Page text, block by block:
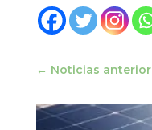
← Noticias anterior